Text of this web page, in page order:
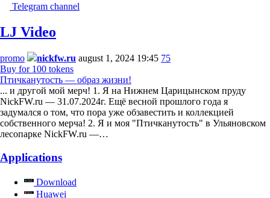
Telegram channel
LJ Video
promo nickfw.ru august 1, 2024 19:45 75
Buy for 100 tokens
Птичканутость — образ жизни!
... и другой мой мерч! 1. Я на Нижнем Царицынском пруду
NickFW.ru — 31.07.2024г. Ещё весной прошлого года я
задумался о том, что пора уже обзавестить и коллекцией
собственного мерча! 2. Я и моя "Птичканутость" в Ульяновском
лесопарке NickFW.ru —…
Applications
Download
Huawei